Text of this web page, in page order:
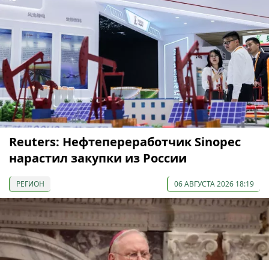
Reuters: Нефтепереработчик Sinopec
нарастил закупки из России
РЕГИОН 06 АВГУСТА 2026 18:19